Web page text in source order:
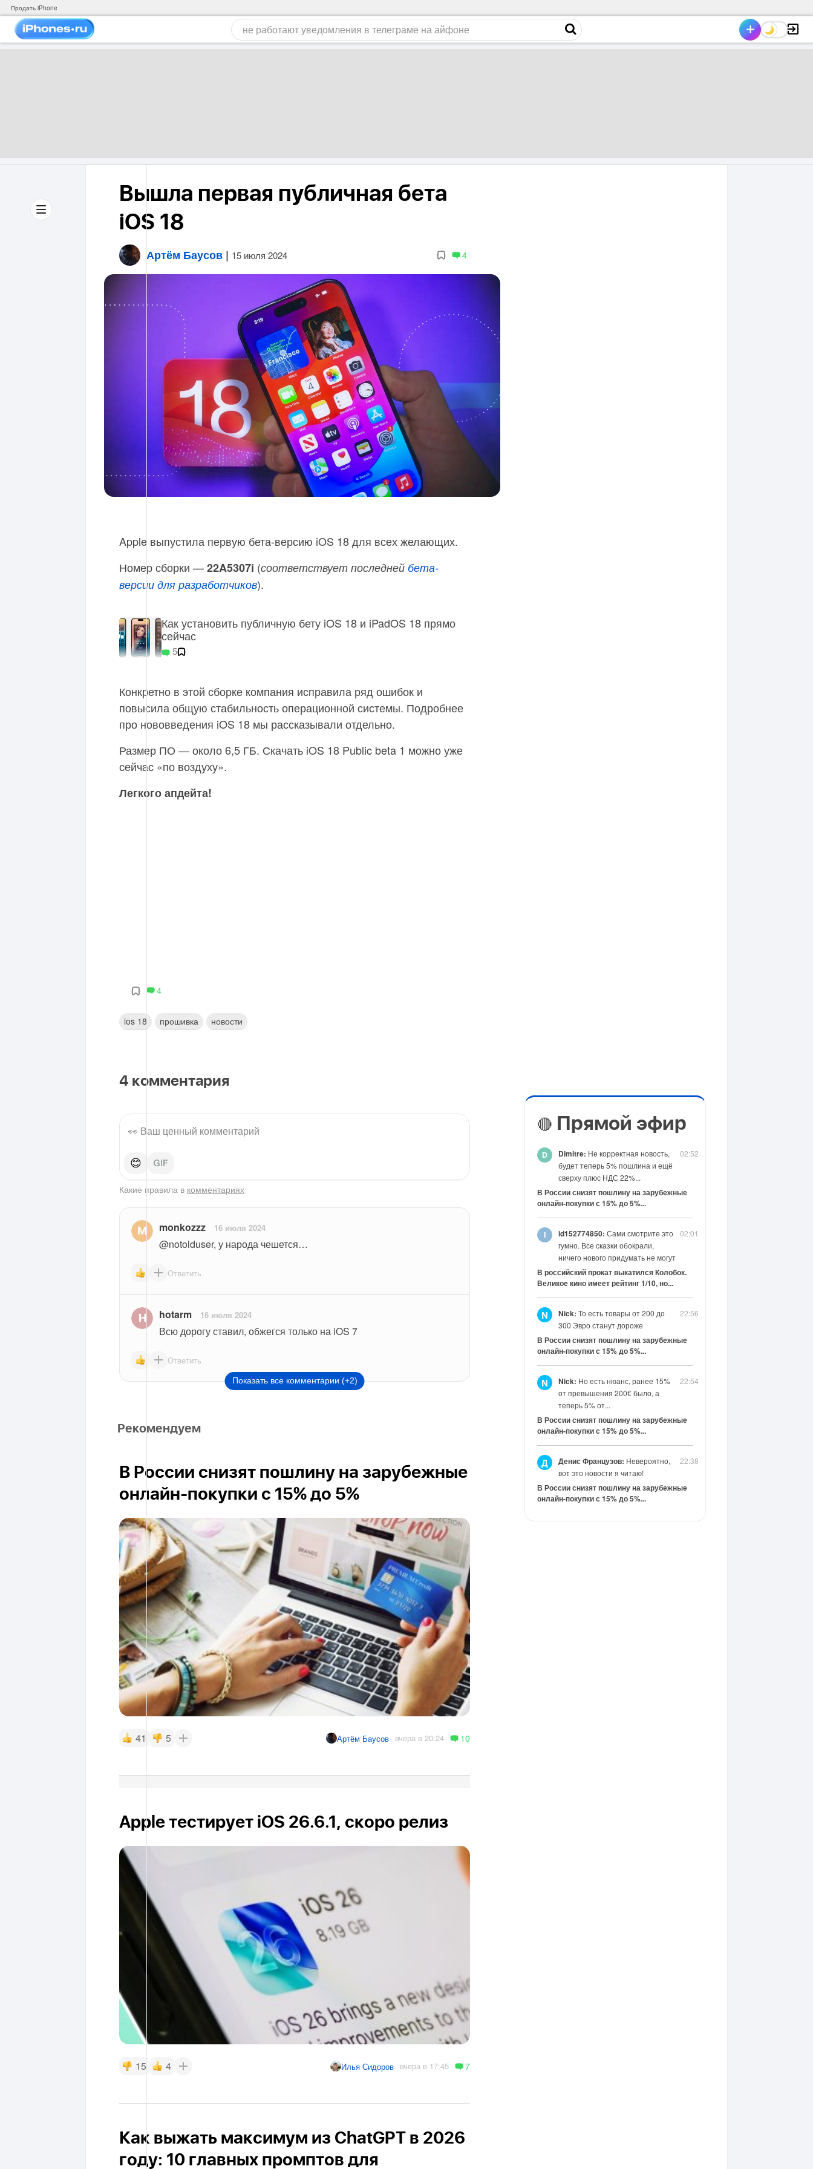
Продать iPhone
Вышла первая публичная бета
iOS 18
Артём Баусов | 15 июля 2024 4
Apple выпустила первую бета-версию iOS 18 для всех желающих.
Номер сборки —22A5307i (соответствует последней бета-
версии для разработчиков).
Как установить публичную бету iOS 18 и iPadOS 18 прямо
сейчас
5
Конкретно в этой сборке компания исправила ряд ошибок и
повысила общую стабильность операционной системы. Подробнее
про нововведения iOS 18 мы рассказывали отдельно.
Размер ПО — около 6,5 ГБ. Скачать iOS 18 Public beta 1 можно уже
сейчас «по воздуху».
Легкого апдейта!
4
ios 18 прошивка новости
4 комментария
😊
Какие правила в комментариях
monkozzz 16 июля 2024
@notolduser, у народа чешется…
Ответить
hotarm 16 июля 2024
Всю дорогу ставил, обжегся только на iOS 7
Ответить
Показать все комментарии (+2)
Рекомендуем
В России снизят пошлину на зарубежные
онлайн-покупки с 15% до 5%
41 5 Артём Баусов вчера в 20:24 10
Apple тестирует iOS 26.6.1, скоро релиз
15 4 Илья Сидоров вчера в 17:45 7
Как выжать максимум из ChatGPT в 2026
году: 10 главных промптов для
🔴 Прямой эфир
02:52
Dimitre: Не корректная новость,
будет теперь 5% пошлина и ещё
сверху плюс НДС 22%...
В России снизят пошлину на зарубежные
онлайн-покупки с 15% до 5%...
02:01
id152774850: Сами смотрите это
гумно. Все сказки обокрали,
ничего нового придумать не могут
В российский прокат выкатился Колобок.
Великое кино имеет рейтинг 1/10, но...
22:56
N Nick: То есть товары от 200 до
300 Эвро станут дороже
В России снизят пошлину на зарубежные
онлайн-покупки с 15% до 5%...
22:54
N Nick: Но есть нюанс, ранее 15%
от превышения 200€ было, а
теперь 5% от...
В России снизят пошлину на зарубежные
онлайн-покупки с 15% до 5%...
22:38
Д Денис Французов: Невероятно,
вот это новости я читаю!
В России снизят пошлину на зарубежные
онлайн-покупки с 15% до 5%...